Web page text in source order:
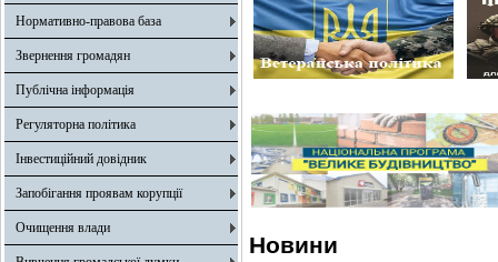
Нормативно-правова база
Звернення громадян
Публічна інформація
Регуляторна політика
Інвестиційний довідник
Запобігання проявам корупції
Очищення влади
Новини